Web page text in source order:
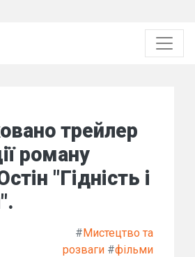
трейлер
роману
"Гідність і
#Мистецтво та
розваги #фільми